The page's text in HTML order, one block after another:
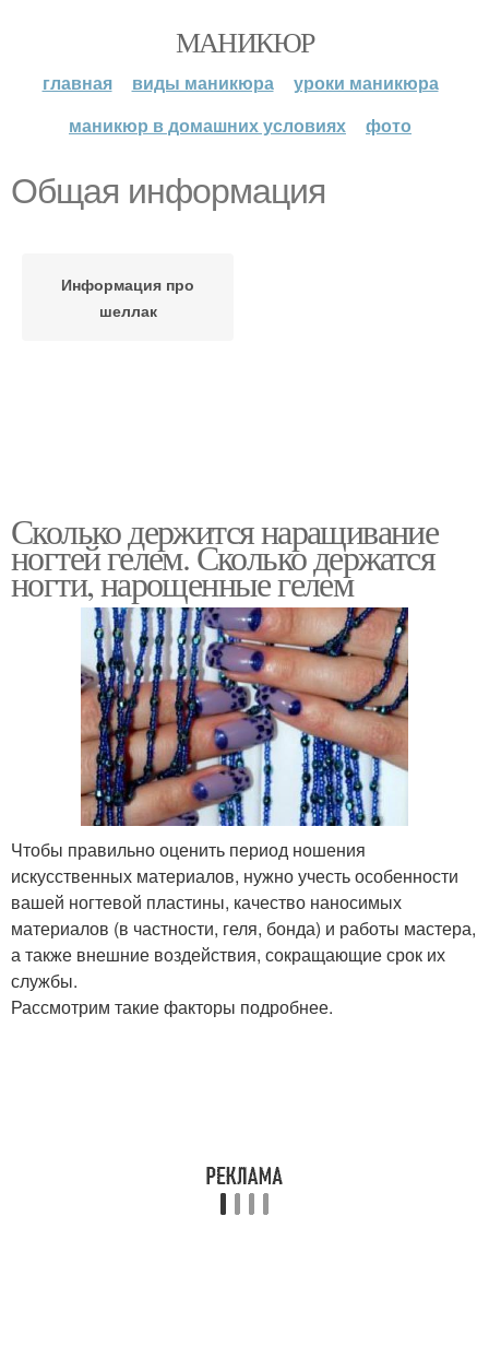
МАНИКЮР
главная виды маникюра
уроки маникюра
маникюр в домашних условиях
фото
Общая информация
Информация про
шеллак
Сколько держится наращивание
ногтей гелем. Сколько держатся
ногти, нарощенные гелем
Чтобы правильно оценить период ношения
искусственных материалов, нужно учесть особенности
вашей ногтевой пластины, качество наносимых
материалов (в частности, геля, бонда) и работы мастера,
а также внешние воздействия, сокращающие срок их
службы.
Рассмотрим такие факторы подробнее.